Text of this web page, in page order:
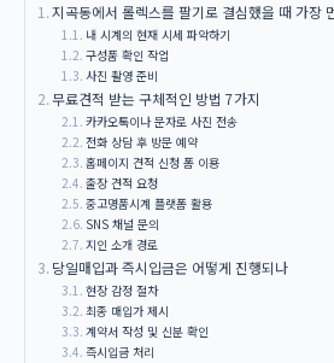
지곡동에서 롤렉스를 팔기로 결심했을 때 가장
내 시계의 현재 시세 파악하기
구성품 확인 작업
사진 촬영 준비
무료견적 받는 구체적인 방법 7가지
카카오톡이나 문자로 사진 전송
전화 상담 후 방문 예약
홈페이지 견적 신청 폼 이용
출장 견적 요청
중고명품시계 플랫폼 활용
SNS 채널 문의
지인 소개 경로
당일매입과 즉시입금은 어떻게 진행되나
현장 감정 절차
최종 매입가 제시
계약서 작성 및 신분 확인
즉시입금 처리